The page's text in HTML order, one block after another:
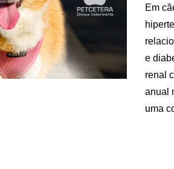
Em
e
renal
anual
uma